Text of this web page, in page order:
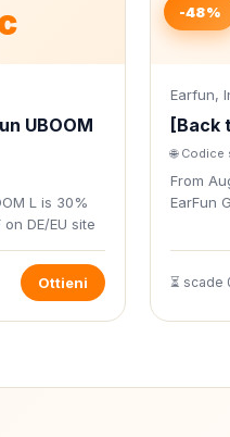
UBOOM
L is 30%
on DE/EU site
Ottieni
-48%
Earfun,
[Back
🌐
From
EarFun
⏳